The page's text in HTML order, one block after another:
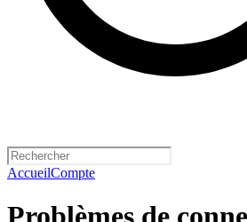
AccueilCompte